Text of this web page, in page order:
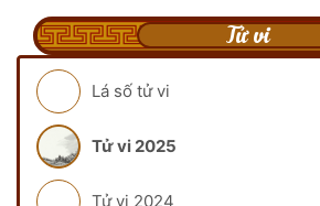
Tử vi
Lá số tử vi
Tử vi 2025
Tử vi 2024